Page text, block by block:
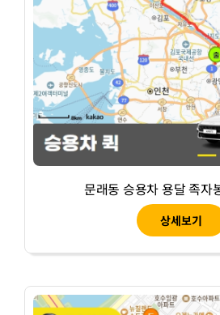
문래동 승용차 용달 족자
상세보기